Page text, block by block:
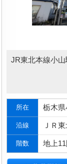
JR東北本線小山
所在 栃木県
沿線 ＪＲ
階数 地上